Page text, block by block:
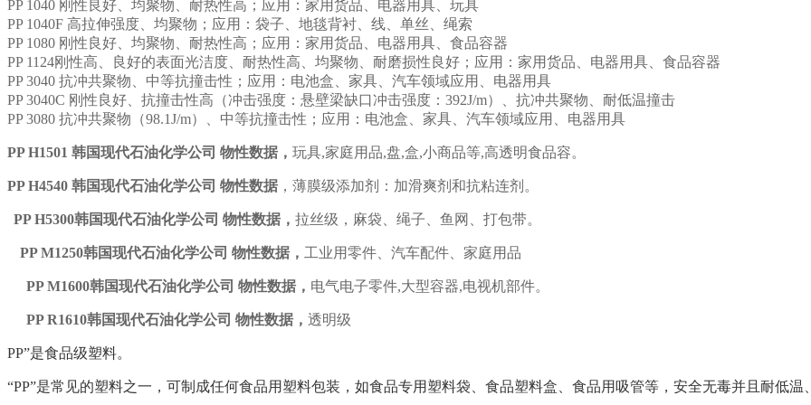
PP 1040 刚性良好、均聚物、耐热性高；应用：家用货品、电器用具、玩具
PP 1040F 高拉伸强度、均聚物；应用：袋子、地毯背衬、线、单丝、绳索
PP 1080 刚性良好、均聚物、耐热性高；应用：家用货品、电器用具、食品容器
PP 1124刚性高、良好的表面光洁度、耐热性高、均聚物、耐磨损性良好；应用：家用货品、电器用具、食品容器
PP 3040 抗冲共聚物、中等抗撞击性；应用：电池盒、家具、汽车领域应用、电器用具
PP 3040C 刚性良好、抗撞击性高（冲击强度：悬壁梁缺口冲击强度：392J/m）、抗冲共聚物、耐低温撞击
PP 3080 抗冲共聚物（98.1J/m）、中等抗撞击性；应用：电池盒、家具、汽车领域应用、电器用具
PPH1501 韩国现代石油化学公司 物性数据， 玩具,家庭用品,盘,盒,小商品等,高透明食品容。
PPH4540 韩国现代石油化学公司 物性数据 ，薄膜级添加剂：加滑爽剂和抗粘连剂。
PPH5300韩国现代石油化学公司 物性数据， 拉丝级，麻袋、绳子、鱼网、打包带。
PPM1250韩国现代石油化学公司 物性数据， 工业用零件、汽车配件、家庭用品
PPM1600韩国现代石油化学公司 物性数据， 电气电子零件,大型容器,电视机部件。
PPR1610韩国现代石油化学公司 物性数据， 透明级
PP”是食品级塑料。
“PP”是常见的塑料之一，可制成任何食品用塑料包装，如食品专用塑料袋、食品塑料盒、食品用吸管等，安全无毒并且耐低温